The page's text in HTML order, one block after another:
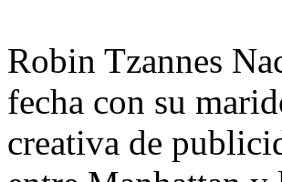
Robin Tzannes
fecha con su
creativa de